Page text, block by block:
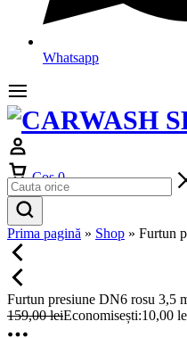
Whatsapp
Cos 0
Prima pagină » Shop » Furtun
Furtun presiune DN6 rosu 3,5
159,00leiEconomisești:10,00